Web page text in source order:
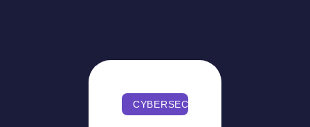
CYBERSECURITY